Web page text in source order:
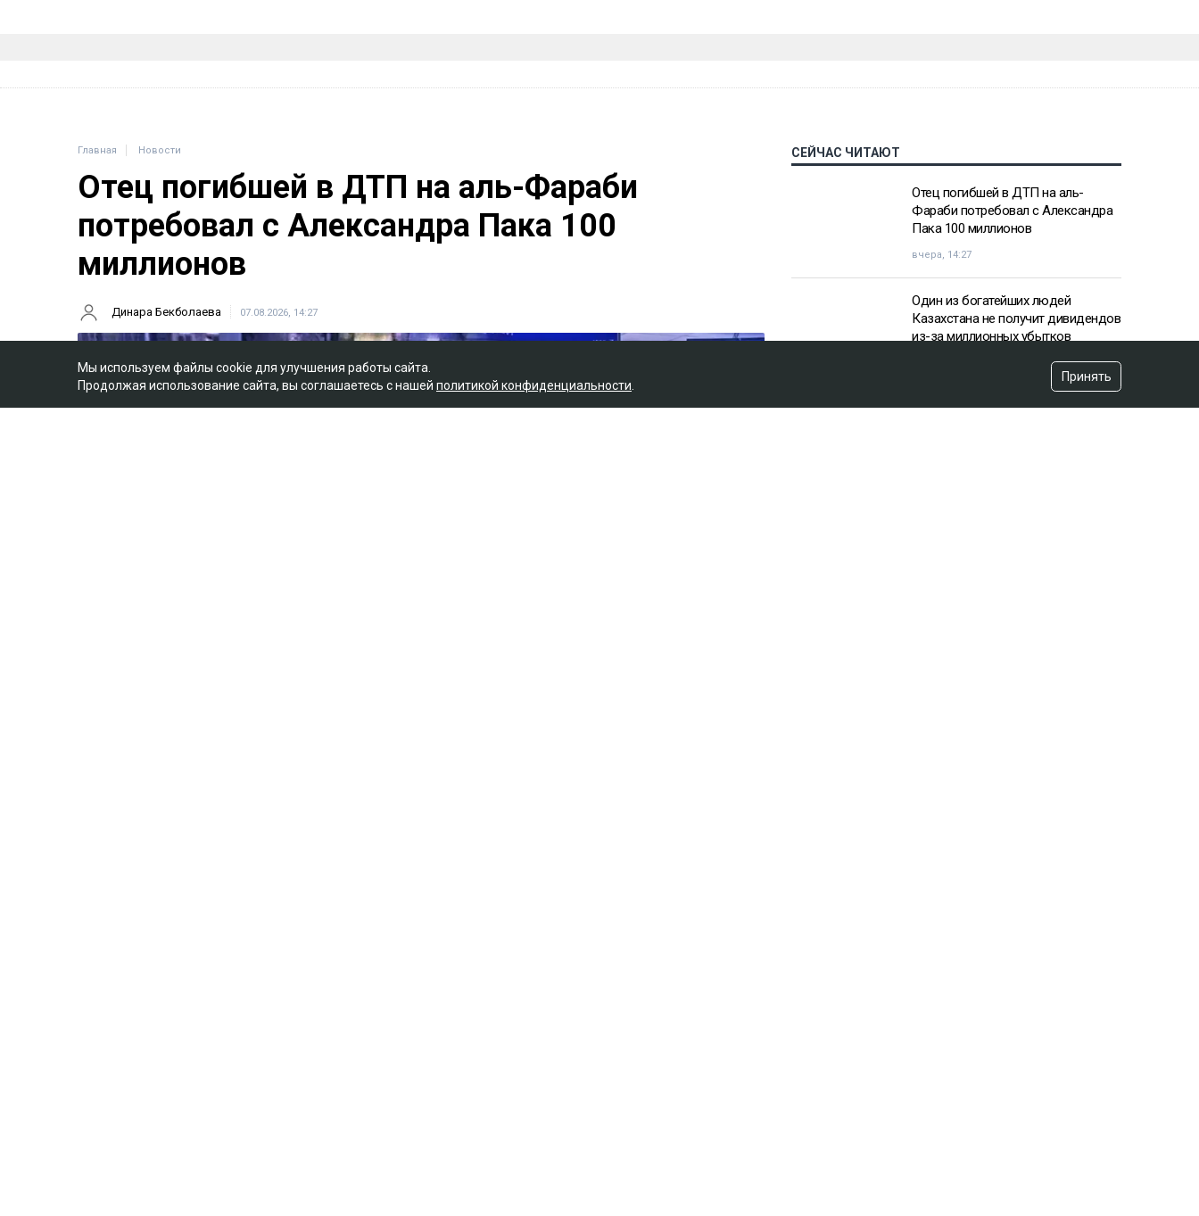
Главная Новости
Отец погибшей в ДТП на аль-Фараби
потребовал с Александра Пака 100
миллионов
Динара Бекболаева 07.08.2026, 14:27
СЕЙЧАС ЧИТАЮТ
Отец погибшей в ДТП на аль-
Фараби потребовал с Александра
Пака 100 миллионов
вчера, 14:27
Один из богатейших людей
Казахстана не получит дивидендов
из-за миллионных убытков
«Пивной король» Тохтар Тулешов
Мы используем файлы cookie для улучшения работы сайта.
Продолжая использование сайта, вы соглашаетесь с нашей политикой конфиденциальности
Принять